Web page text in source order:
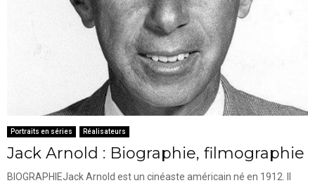
Portraits en séries Réalisateurs
Jack Arnold : Biographie, filmographie
BIOGRAPHIEJack Arnold est un cinéaste américain né en 1912. Il